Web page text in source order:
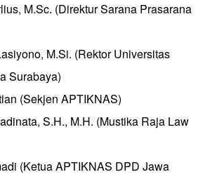
M.Sc. (Direktur Sarana Prasarana
M.Si. (Rektor Universitas
Surabaya)
(Sekjen APTIKNAS)
S.H., M.H. (Mustika Raja Law
(Ketua APTIKNAS DPD Jawa